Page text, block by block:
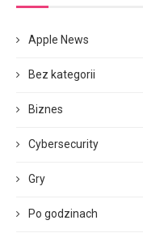
Apple News
Bez kategorii
Biznes
Cybersecurity
Gry
Po godzinach